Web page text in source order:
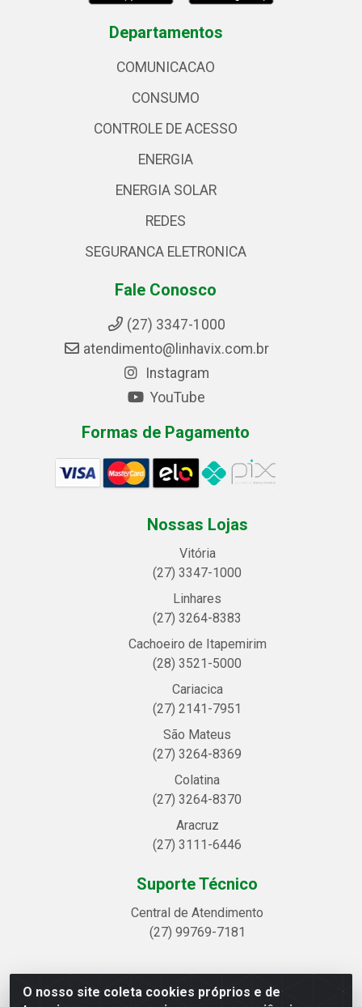
O nosso site coleta cookies próprios e de
Departamentos
COMUNICACAO
CONSUMO
CONTROLE DE ACESSO
ENERGIA
ENERGIA SOLAR
REDES
SEGURANCA ELETRONICA
Fale Conosco
(27) 3347-1000
atendimento@linhavix.com.br
Instagram
YouTube
Formas de Pagamento
Nossas Lojas
Vitória
(27) 3347-1000
Linhares
(27) 3264-8383
Cachoeiro de Itapemirim
(28) 3521-5000
Cariacica
(27) 2141-7951
São Mateus
(27) 3264-8369
Colatina
(27) 3264-8370
Aracruz
(27) 3111-6446
Suporte Técnico
Central de Atendimento
(27) 99769-7181
Linhavix Distribuidora LTDA - Avenida Alegre, 2521 -